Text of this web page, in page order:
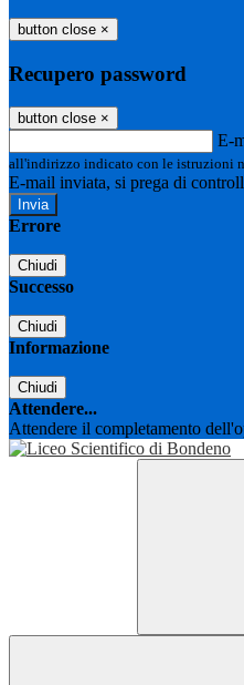
button close ×
Recupero password
button close ×
E-
all'indirizzo indicato con le istruzioni
E-mail inviata, si prega di
Errore
Chiudi
Successo
Chiudi
Informazione
Chiudi
Attendere...
Attendere il completamento